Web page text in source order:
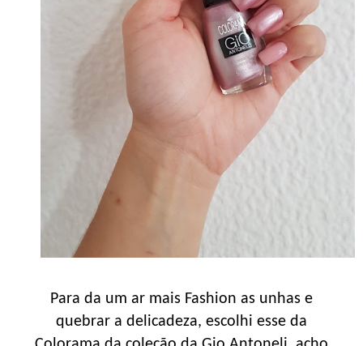
Para da um ar mais Fashion as unhas e
quebrar a delicadeza, escolhi esse da